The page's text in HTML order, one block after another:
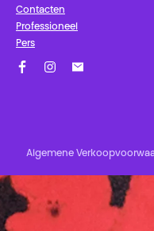
Contacten
Professioneel
Pers
Algemene